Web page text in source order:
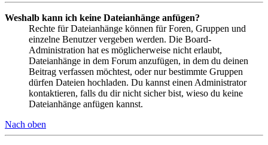
Weshalb kann ich keine Dateianhänge anfügen?
Rechte für Dateianhänge können für Foren, Gruppen und
einzelne Benutzer vergeben werden. Die Board-
Administration hat es möglicherweise nicht erlaubt,
Dateianhänge in dem Forum anzufügen, in dem du deinen
Beitrag verfassen möchtest, oder nur bestimmte Gruppen
dürfen Dateien hochladen. Du kannst einen Administrator
kontaktieren, falls du dir nicht sicher bist, wieso du keine
Dateianhänge anfügen kannst.
Nach oben